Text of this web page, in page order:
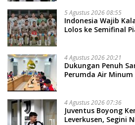
5 Agustus 2026 08:55
Indonesia Wajib
Lolos ke Semifinal
4 Agustus 2026 20:21
Dukungan Penuh
Perumda Air
4 Agustus 2026 07:36
Juventus Boyong
Leverkusen, Segini